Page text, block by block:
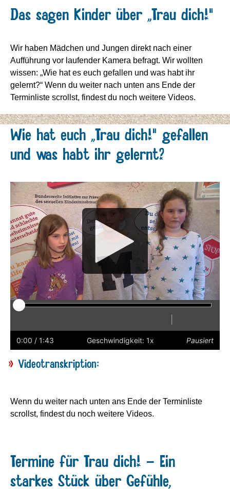
Das sagen Kinder über „Trau dich!"
Wir haben Mädchen und Jungen direkt nach einer
Aufführung vor laufender Kamera befragt. Wir wollten
wissen: „Wie hat es euch gefallen und was habt ihr
gelernt?“ Wenn du weiter nach unten ans Ende der
Terminliste scrollst, findest du noch weitere Videos.
Wie hat euch „Trau dich!“ gefallen
und was habt ihr gelernt?
Media
Player
SchnellerLangsamer
0:00 / 1:43 Geschwindigkeit: 1x Pausiert
Videotranskription:
Wenn du weiter nach unten ans Ende der Terminliste
scrollst, findest du noch weitere Videos.
Termine für Trau dich! - Ein
starkes Stück über Gefühle,